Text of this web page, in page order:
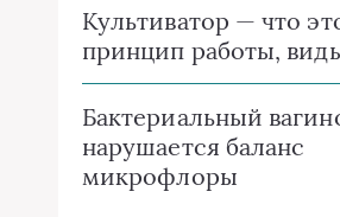
Культиватор — что
принцип работы,
Бактериальный
нарушается баланс
микрофлоры